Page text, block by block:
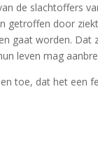
de slachtoffers
getroffen door
gaat worden.
leven mag
toe, dat het een